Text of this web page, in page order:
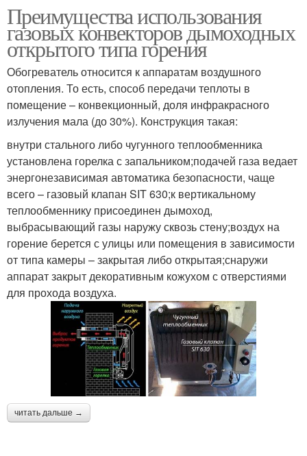
Преимущества использования
газовых конвекторов дымоходных
открытого типа горения
Обогреватель относится к аппаратам воздушного
отопления. То есть, способ передачи теплоты в
помещение – конвекционный, доля инфракрасного
излучения мала (до 30%). Конструкция такая:
внутри стального либо чугунного теплообменника
установлена горелка с запальником;подачей газа ведает
энергонезависимая автоматика безопасности, чаще
всего – газовый клапан SIT 630;к вертикальному
теплообменнику присоединен дымоход,
выбрасывающий газы наружу сквозь стену;воздух на
горение берется с улицы или помещения в зависимости
от типа камеры – закрытая либо открытая;снаружи
аппарат закрыт декоративным кожухом с отверстиями
для прохода воздуха.
читать дальше →